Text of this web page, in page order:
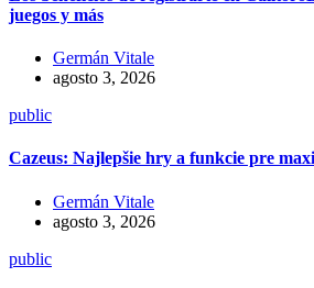
juegos y más
Germán Vitale
agosto 3, 2026
public
Cazeus: Najlepšie hry a funkcie pre
Germán Vitale
agosto 3, 2026
public